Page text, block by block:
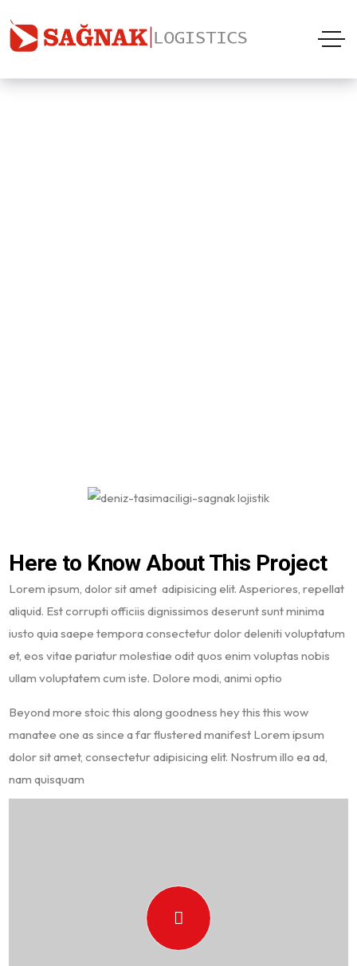
Here to Know About This Project
Lorem ipsum, dolor sit amet adipisicing elit. Asperiores, repellat
aliquid. Est corrupti officiis dignissimos deserunt sunt minima
iusto quia saepe tempora consectetur dolor deleniti voluptatum
et, eos vitae pariatur molestiae odit quos enim voluptas nobis
ullam voluptatem cum iste. Dolore modi, animi optio
Beyond more stoic this along goodness hey this this wow
manatee one as since a far flustered manifest Lorem ipsum
dolor sit amet, consectetur adipisicing elit. Nostrum illo ea ad,
nam quisquam